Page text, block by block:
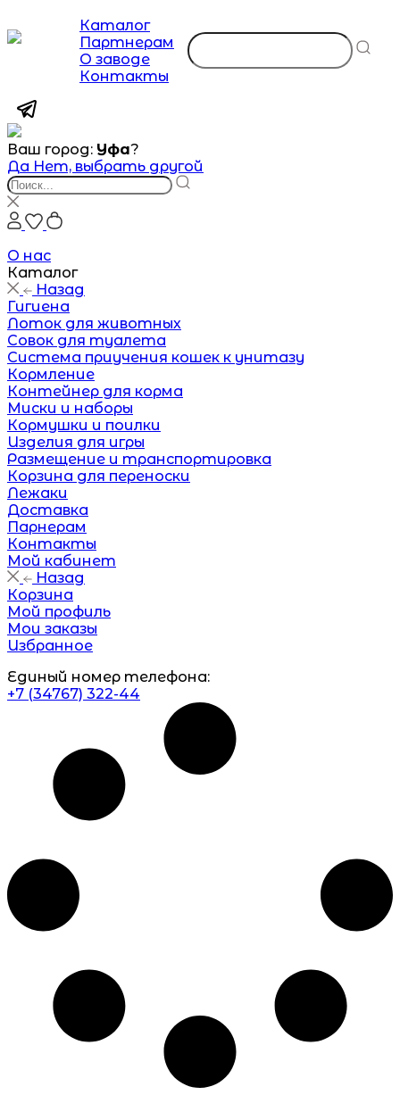
Каталог
Партнерам
О заводе
Контакты
Ваш город: Уфа?
Да Нет, выбрать другой
О нас
Каталог
Назад
Гигиена
Лоток для животных
Совок для туалета
Система приучения кошек к унитазу
Кормление
Контейнер для корма
Миски и наборы
Кормушки и поилки
Изделия для игры
Размещение и транспортировка
Корзина для переноски
Лежаки
Доставка
Парнерам
Контакты
Мой кабинет
Назад
Корзина
Мой профиль
Мои заказы
Избранное
Единый номер телефона:
+7 (34767) 322-44